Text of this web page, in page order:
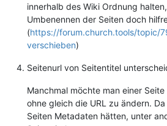
innerhalb des Wiki Ordnung
Umbenennen der Seiten doch
(https://forum.church.tools/topic/
verschieben)
Seitenurl von Seitentitel
Manchmal möchte man einer
ohne gleich die URL zu ändern.
Seiten Metadaten hätten, unter